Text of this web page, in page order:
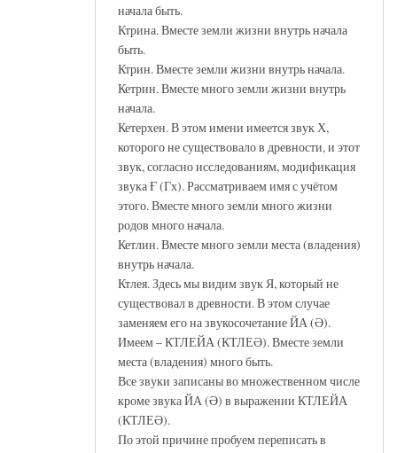
начала быть.
Ктрина. Вместе земли жизни внутрь начала
быть.
Ктрин. Вместе земли жизни внутрь начала.
Кетрин. Вместе много земли жизни внутрь
начала.
Кетерхен. В этом имени имеется звук Х,
которого не существовало в древности, и этот
звук, согласно исследованиям, модификация
звука Ғ (Гх). Рассматриваем имя с учётом
этого. Вместе много земли много жизни
родов много начала.
Кетлин. Вместе много земли места (владения)
внутрь начала.
Ктлея. Здесь мы видим звук Я, который не
существовал в древности. В этом случае
заменяем его на звукосочетание ЙА (Ә).
Имеем – КТЛЕЙА (КТЛЕӘ). Вместе земли
места (владения) много быть.
Все звуки записаны во множественном числе
кроме звука ЙА (Ә) в выражении КТЛЕЙА
(КТЛЕӘ).
По этой причине пробуем переписать в